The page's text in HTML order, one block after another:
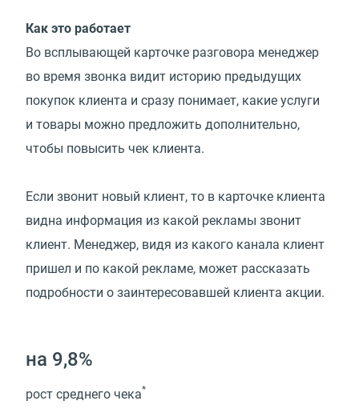
Как это работает
Во всплывающей карточке разговора менеджер
во время звонка видит историю предыдущих
покупок клиента и сразу понимает, какие услуги
и товары можно предложить дополнительно,
чтобы повысить чек клиента.
Если звонит новый клиент, то в карточке клиента
видна информация из какой рекламы звонит
клиент. Менеджер, видя из какого канала клиент
пришел и по какой рекламе, может рассказать
подробности о заинтересовавшей клиента акции.
на 9,8%
рост среднего чека*